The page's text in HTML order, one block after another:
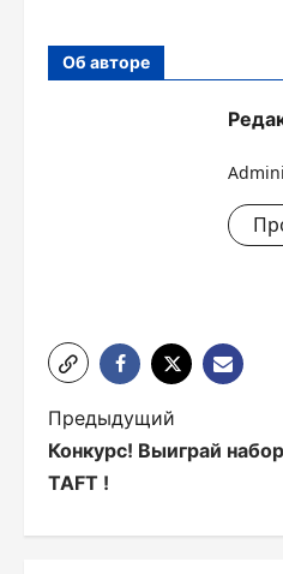
Об авторе
Н
а
Предыдущий
Конкурс! Выиграй
TAFT !